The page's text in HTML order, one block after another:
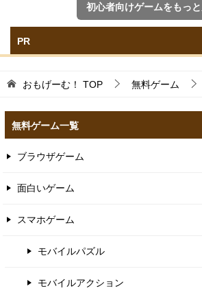
初心者向けゲームをもっ
PR
おもげーむ！ TOP 無料ゲーム
無料ゲーム一覧
ブラウザゲーム
面白いゲーム
スマホゲーム
モバイルパズル
モバイルアクション